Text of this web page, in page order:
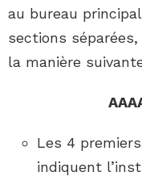
au bureau
sections
la manière
Les 4
indiquent